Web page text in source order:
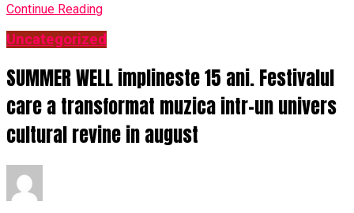
Continue Reading
Uncategorized
SUMMER WELL implineste 15 ani. Festivalul
care a transformat muzica intr-un univers
cultural revine in august